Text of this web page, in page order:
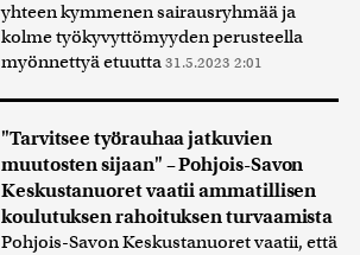
yhteen kymmenen sairausryhmää ja
kolme työkyvyttömyyden perusteella
myönnettyä etuutta 31.5.2023 2:01
"Tarvitsee työrauhaa jatkuvien
muutosten sijaan" – Pohjois-Savon
Keskustanuoret vaatii ammatillisen
koulutuksen rahoituksen turvaamista
Pohjois-Savon Keskustanuoret vaatii, että